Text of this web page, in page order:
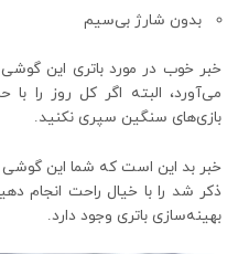
بدون شارژ بی‌سیم
خبر خوب در مورد باتری این
می‌آورد، البته اگر کل روز را با
بازی‌های سنگین سپری نکنید.
خبر بد این است که شما این گوشی
ذکر شد را با خیال راحت انجام
بهینه‌سازی باتری وجود دارد.